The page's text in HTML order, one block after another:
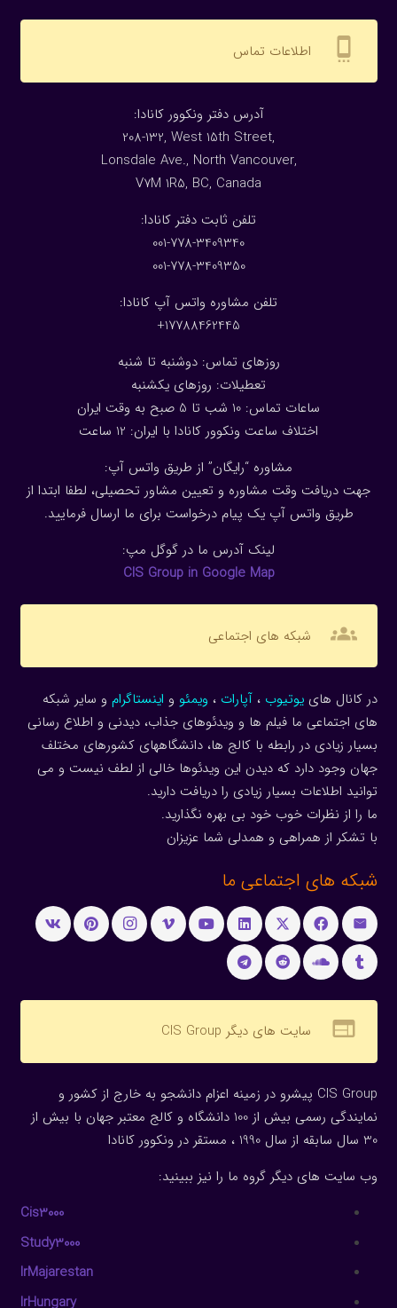
settings_cell اطلاعات تماس
:آدرس دفتر ونکوور کانادا
208-132, West 15th Street,
Lonsdale Ave., North Vancouver,
V7M 1R5, BC, Canada
:تلفن ثابت دفتر کانادا
001-778-3409340
001-778-3409350
تلفن مشاوره واتس آپ کانادا:
17788462445+
روزهای تماس: دوشنبه تا شنبه
تعطیلات: روزهای یکشنبه
ساعات تماس: 10 شب تا 5 صبح به وقت ایران
اختلاف ساعت ونکوور کانادا با ایران: 1 2 ساعت
مشاوره “رایگان” از طریق واتس آپ:
جهت دریافت وقت مشاوره و تعیین مشاور تحصیلی، لطفا ابتدا از
طریق واتس آپ یک پیام درخواست برای ما ارسال فرمایید.
لینک آدرس ما در گوگل مپ:
CIS Group in Google Map
groups شبکه های اجتماعی
در کانال هاییوتیوب ، آپارات ، ویمئو و اینستاگرام و سایر شبکه
های اجتماعی ما فیلم ها و ویدئوهای جذاب، دیدنی و اطلاع رسانی
بسیار زیادی در رابطه با کالج ها، دانشگاههای کشورهای مختلف
جهان وجود دارد که دیدن این ویدئوها خالی از لطف نیست و می
توانید اطلاعات بسیار زیادی را دریافت دارید.
ما را از نظرات خوب خود بی بهره نگذارید.
با تشکر از همراهی و همدلی شما عزیزان
شبکه های اجتماعی ما
web سایت های دیگر CIS Group
CIS Group پیشرو در زمینه اعزام دانشجو به خارج از کشور و
نمایندگی رسمی بیش از 100 دانشگاه و کالج معتبر جهان با بیش از
30 سال سابقه از سال 1990 ، مستقر در ونکوور کانادا
وب سایت های دیگر گروه ما را نیز ببینید:
Cis3000
Study3000
IrMajarestan
IrHungary